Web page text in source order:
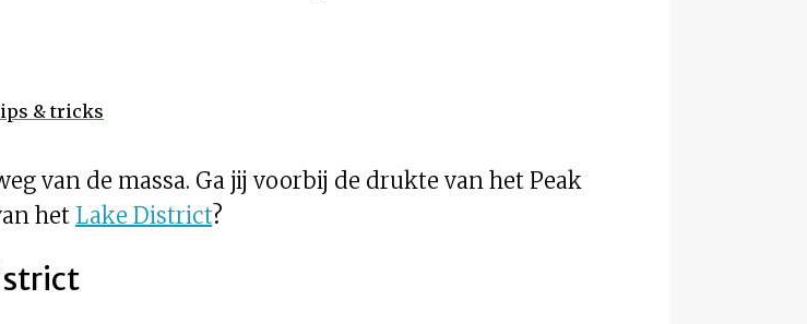
& tricks
van de massa. Ga jij voorbij de drukte van het Peak
het Lake District?